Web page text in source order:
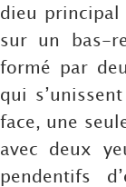
dieu principal
sur un bas-
formé par
qui
face, une
avec deux
pendentifs